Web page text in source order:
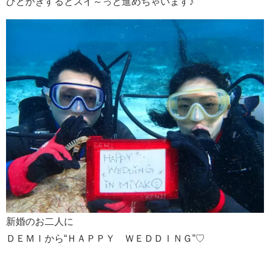
新婚のお二人に
ＤＥＭＩから“ＨＡＰＰＹ ＷＥＤＤＩＮＧ”♡